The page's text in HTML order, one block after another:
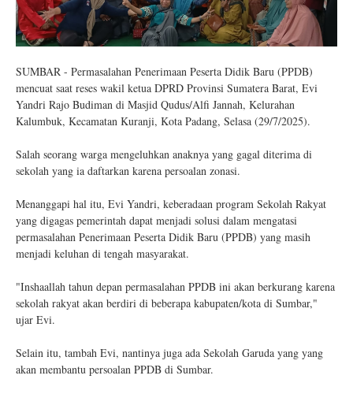
SUMBAR - Permasalahan Penerimaan Peserta Didik Baru (PPDB)
mencuat saat reses wakil ketua DPRD Provinsi Sumatera Barat, Evi
Yandri Rajo Budiman di Masjid Qudus/Alfi Jannah, Kelurahan
Kalumbuk, Kecamatan Kuranji, Kota Padang, Selasa (29/7/2025).
Salah seorang warga mengeluhkan anaknya yang gagal diterima di
sekolah yang ia daftarkan karena persoalan zonasi.
Menanggapi hal itu, Evi Yandri, keberadaan program Sekolah Rakyat
yang digagas pemerintah dapat menjadi solusi dalam mengatasi
permasalahan Penerimaan Peserta Didik Baru (PPDB) yang masih
menjadi keluhan di tengah masyarakat.
"Inshaallah tahun depan permasalahan PPDB ini akan berkurang karena
sekolah rakyat akan berdiri di beberapa kabupaten/kota di Sumbar,"
ujar Evi.
Selain itu, tambah Evi, nantinya juga ada Sekolah Garuda yang yang
akan membantu persoalan PPDB di Sumbar.